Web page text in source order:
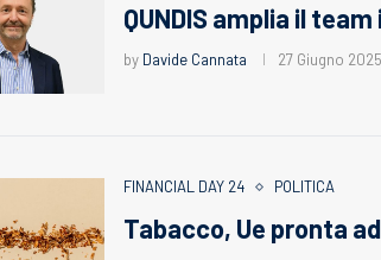
QUNDIS amplia il
by Davide Cannata 27 Giugno 2025
FINANCIAL DAY 24 POLITICA
Tabacco, Ue pronta